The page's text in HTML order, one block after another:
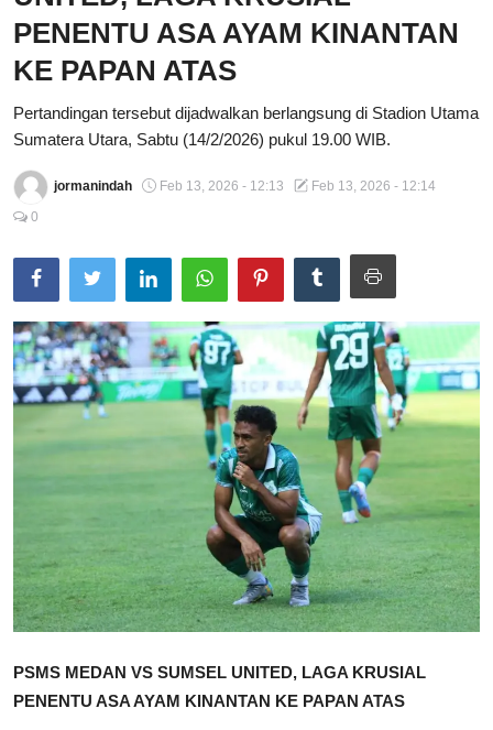
Total Sports
Contact
Pedoman Media Siber
PENENTU ASA AYAM KINANTAN
KE PAPAN ATAS
Pertandingan tersebut dijadwalkan berlangsung di Stadion Utama
Sumatera Utara, Sabtu (14/2/2026) pukul 19.00 WIB.
jormanindah Feb 13, 2026 - 12:13
Feb 13, 2026 - 12:14
0
PSMS MEDAN VS SUMSEL UNITED, LAGA KRUSIAL
PENENTU ASA AYAM KINANTAN KE PAPAN ATAS